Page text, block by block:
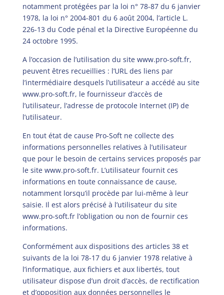
notamment protégées par la loi n° 78-87 du 6 janvier
1978, la loi n° 2004-801 du 6 août 2004, l’article L.
226-13 du Code pénal et la Directive Européenne du
24 octobre 1995.
A l’occasion de l’utilisation du site www.pro-soft.fr,
peuvent êtres recueillies : l’URL des liens par
l’intermédiaire desquels l’utilisateur a accédé au site
www.pro-soft.fr, le fournisseur d’accès de
l’utilisateur, l’adresse de protocole Internet (IP) de
l’utilisateur.
En tout état de cause Pro-Soft ne collecte des
informations personnelles relatives à l’utilisateur
que pour le besoin de certains services proposés par
le site www.pro-soft.fr. L’utilisateur fournit ces
informations en toute connaissance de cause,
notamment lorsqu’il procède par lui-même à leur
saisie. Il est alors précisé à l’utilisateur du site
www.pro-soft.frl’obligation ou non de fournir ces
informations.
Conformément aux dispositions des articles 38 et
suivants de la loi 78-17 du 6 janvier 1978 relative à
l’informatique, aux fichiers et aux libertés, tout
utilisateur dispose d’un droit d’accès, de rectification
et d’opposition aux données personnelles le